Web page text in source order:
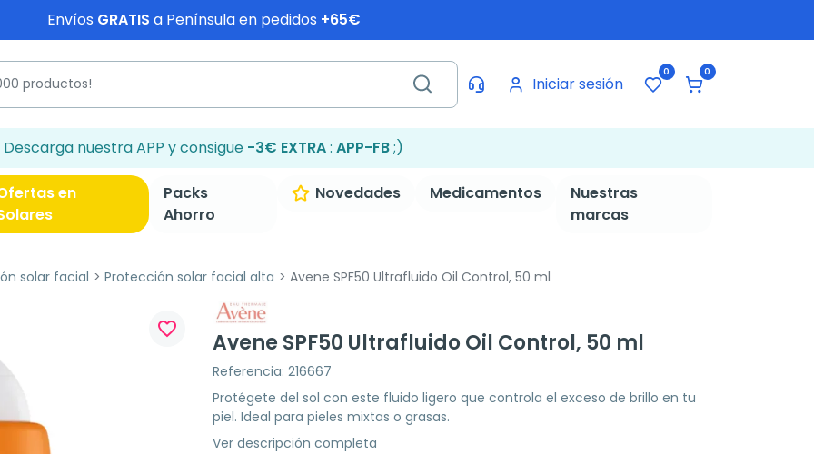
Envíos GRATIS a Península en pedidos +65€
Iniciar sesión
0 0
Descarga nuestra APP y consigue -3€ EXTRA: APP-FB;)
en
Packs
Ahorro
Novedades Medicamentos
Nuestras
marcas
solar facial Protección solar facial alta Avene SPF50 Ultrafluido Oil Control, 50 ml
favorite_border
Avene SPF50 Ultrafluido Oil Control, 50 ml
Referencia: 216667
Protégete del sol con este fluido ligero que controla el exceso de brillo en tu
piel. Ideal para pieles mixtas o grasas.
Ver descripción completa